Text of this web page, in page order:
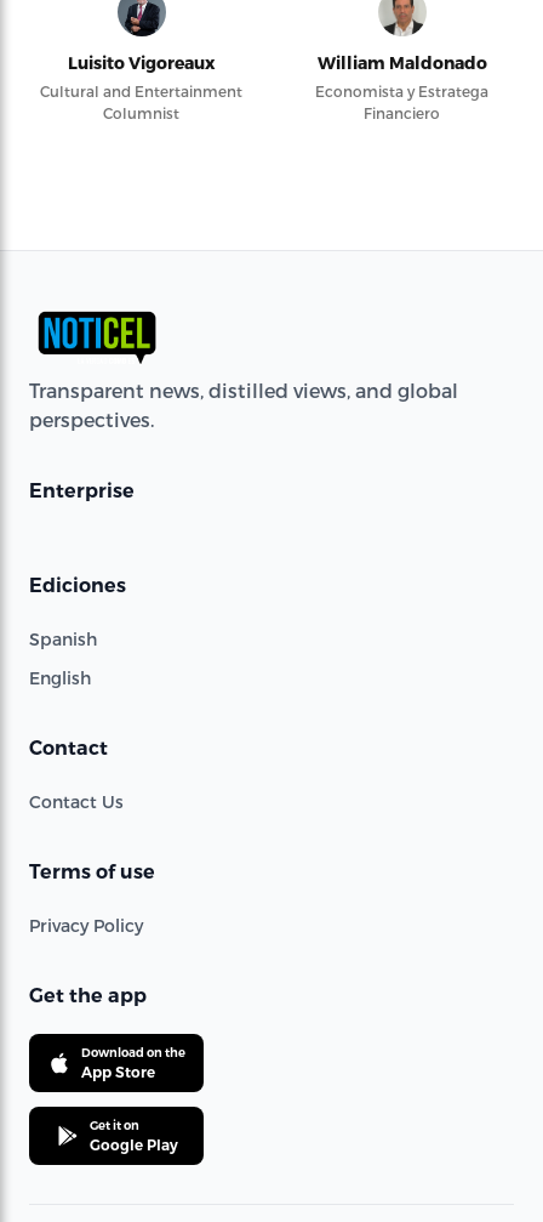
Luisito Vigoreaux
Cultural and Entertainment
Columnist
William Maldonado
Economista y Estratega
Financiero
Transparent news, distilled views, and global
perspectives.
Enterprise
Ediciones
Spanish
English
Contact
Contact Us
Terms of use
Privacy Policy
Get the app
Download on the
App Store
Get it on
Google Play